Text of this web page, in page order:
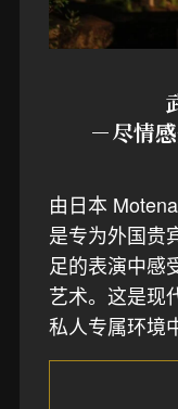
－尽情
由日本
是专为外国贵
足的表演中感
艺术。这是现
私人专属环境